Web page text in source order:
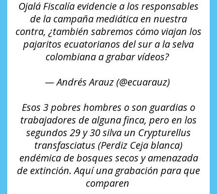
Ojalá Fiscalía evidencie a los responsables
de la campaña mediática en nuestra
contra, ¿también sabremos cómo viajan los
pajaritos ecuatorianos del sur a la selva
colombiana a grabar vídeos?
— Andrés Arauz (@ecuarauz)
Esos 3 pobres hombres o son guardias o
trabajadores de alguna finca, pero en los
segundos 29 y 30 silva un Crypturellus
transfasciatus (Perdiz Ceja blanca)
endémica de bosques secos y amenazada
de extinción. Aquí una grabación para que
comparen